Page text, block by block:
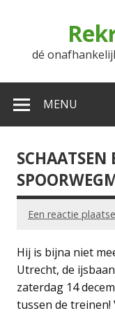
dé
MENU
Een reactie
Hij is bijna niet
Utrecht, de
zaterdag 14
tussen de treinen!